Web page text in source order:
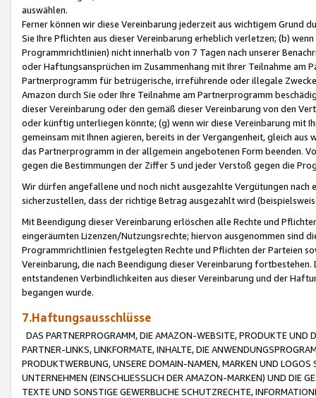
auswählen.
Ferner können wir diese Vereinbarung jederzeit aus wichtigem Grund
Sie Ihre Pflichten aus dieser Vereinbarung erheblich verletzen; (b)
Programmrichtlinien) nicht innerhalb von 7 Tagen nach unserer
oder Haftungsansprüchen im Zusammenhang mit Ihrer Teilnahme am
Partnerprogramm für betrügerische, irreführende oder illegale
Amazon durch Sie oder Ihre Teilnahme am Partnerprogramm
dieser Vereinbarung oder den gemäß dieser Vereinbarung von den
oder künftig unterliegen könnte; (g) wenn wir diese Vereinbarung mit
gemeinsam mit Ihnen agieren, bereits in der Vergangenheit, gleich
das Partnerprogramm in der allgemein angebotenen Form beenden.
gegen die Bestimmungen der Ziffer 5 und jeder Verstoß gegen die
Wir dürfen angefallene und noch nicht ausgezahlte Vergütungen
sicherzustellen, dass der richtige Betrag ausgezahlt wird
Mit Beendigung dieser Vereinbarung erlöschen alle Rechte und
eingeräumten Lizenzen/Nutzungsrechte; hiervon ausgenommen sind
Programmrichtlinien festgelegten Rechte und Pflichten der Parteien
Vereinbarung, die nach Beendigung dieser Vereinbarung
entstandenen Verbindlichkeiten aus dieser Vereinbarung und der
begangen wurde.
7.Haftungsausschlüsse
DAS PARTNERPROGRAMM, DIE AMAZON-WEBSITE, PRODUKTE UND
PARTNER-LINKS, LINKFORMATE, INHALTE, DIE
PRODUKTWERBUNG, UNSERE DOMAIN-NAMEN, MARKEN UND
UNTERNEHMEN (EINSCHLIESSLICH DER AMAZON-MARKEN) UND DIE
TEXTE UND SONSTIGE GEWERBLICHE SCHUTZRECHTE,